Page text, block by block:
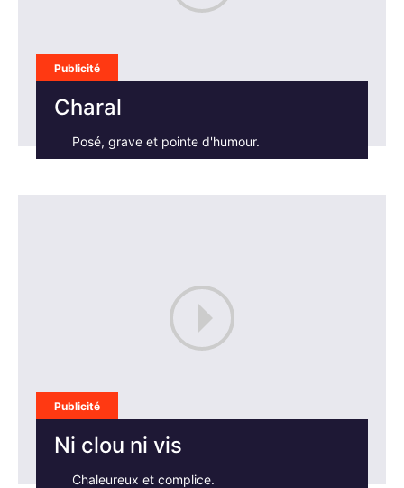
Publicité
Charal
Posé, grave et pointe d'humour.
Publicité
Ni clou ni vis
Chaleureux et complice.